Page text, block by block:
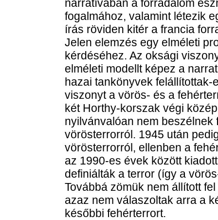
narratívában a forradalom
fogalmához, valamint létezik
írás röviden kitér a francia
Jelen elemzés egy elméleti
kérdéséhez. Az oksági
elméleti modellt képez a
hazai tankönyvek
viszonyt a vörös- és a
két Horthy-korszak végi
nyilvánvalóan nem
vörösterrorról. 1945 után
vörösterrorról, ellenben a
az 1990-es évek között
definiálták a terror (így a
Továbbá zömük nem állított
azaz nem válaszoltak arra a
későbbi fehérterrort.